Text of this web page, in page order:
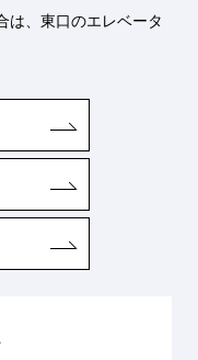
は、東口のエレベータ